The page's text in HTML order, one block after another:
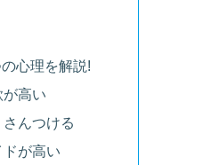
心理を解説!
高い
んつける
が高い